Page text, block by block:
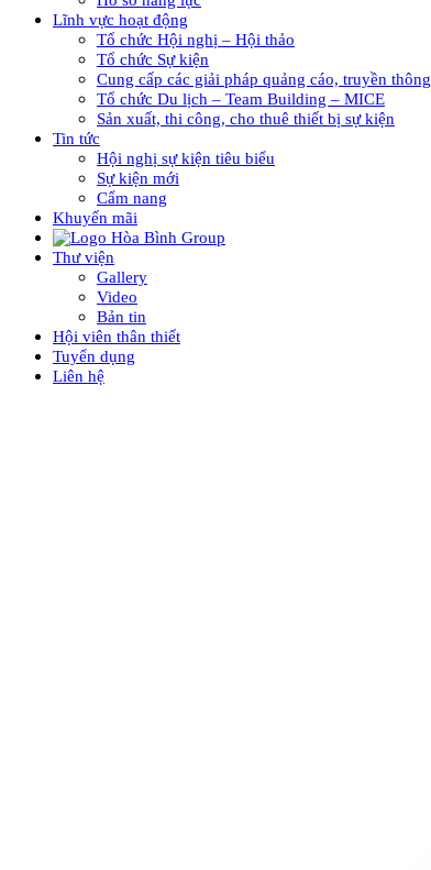
Lĩnh vực hoạt động
Tổ chức Hội nghị – Hội thảo
Tổ chức Sự kiện
Cung cấp các giải pháp quảng cáo, truyền thông
Tổ chức Du lịch – Team Building – MICE
Sản xuất, thi công, cho thuê thiết bị sự kiện
Tin tức
Hội nghị sự kiện tiêu biểu
Sự kiện mới
Cẩm nang
Khuyến mãi
Thư viện
Gallery
Video
Bản tin
Hội viên thân thiết
Tuyển dụng
Liên hệ